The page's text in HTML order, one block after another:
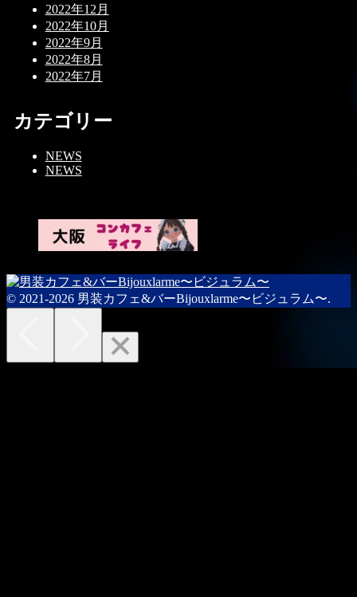
2022年12月
2022年10月
2022年9月
2022年8月
2022年7月
カテゴリー
NEWS
NEWS
© 2021-2026 男装カフェ&バーBijouxlarme〜ビジュラム〜.